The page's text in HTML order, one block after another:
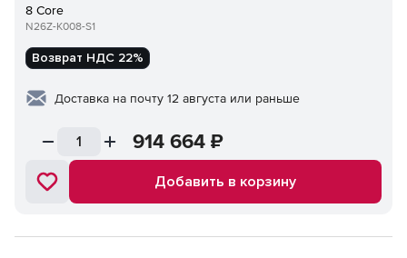
8 Core
N26Z-K008-S1
Возврат НДС 22%
Доставка на почту 12 августа или раньше
914 664 ₽
Добавить в корзину